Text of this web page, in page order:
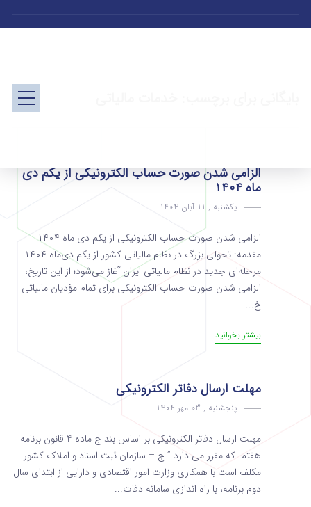
الزامی شدن صورت حساب الکترونیکی از یکم دی
ماه ۱۴۰۴
یکشنبه , 11 آبان 1404
الزامی شدن صورت حساب الکترونیکی از یکم دی ماه ۱۴۰۴
مقدمه: تحولی بزرگ در نظام مالیاتی کشور از یکم دی‌ماه ۱۴۰۴
مرحله‌ای جدید در نظام مالیاتی ایران آغاز می‌شود؛ از این تاریخ،
الزامی شدن صورت حساب الکترونیکی برای تمام مؤدیان مالیاتی
خ...
بیشتر بخوانید
مهلت ارسال دفاتر الکترونیکی
پنجشنبه , 03 مهر 1404
مهلت ارسال دفاتر الکترونیکی بر اساس بند ج ماده 4 قانون برنامه
هفتم که مقرر می دارد ” ج – سازمان ثبت اسناد و املاک کشور
مکلف است با همکاری وزارت امور اقتصادی و دارایی از ابتدای سال
دوم برنامه، با راه اندازی سامانه دفات...